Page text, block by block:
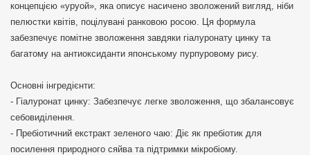
концепцією «уруой», яка описує насичено зволожений вигляд, ніби
пелюстки квітів, поцілувані ранковою росою. Ця формула
забезпечує помітне зволоження завдяки гіалуронату цинку та
багатому на антиоксиданти японському пурпуровому рису.
Основні інгредієнти:
- Гіалуронат цинку: Забезпечує легке зволоження, що збалансовує
себовиділення.
- Пребіотичний екстракт зеленого чаю: Діє як пребіотик для
посилення природного сяйва та підтримки мікробіому.